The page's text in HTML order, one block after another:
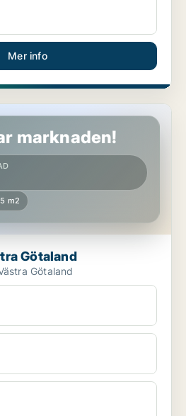
Mer info
marknaden!
m2
Götaland
Götaland